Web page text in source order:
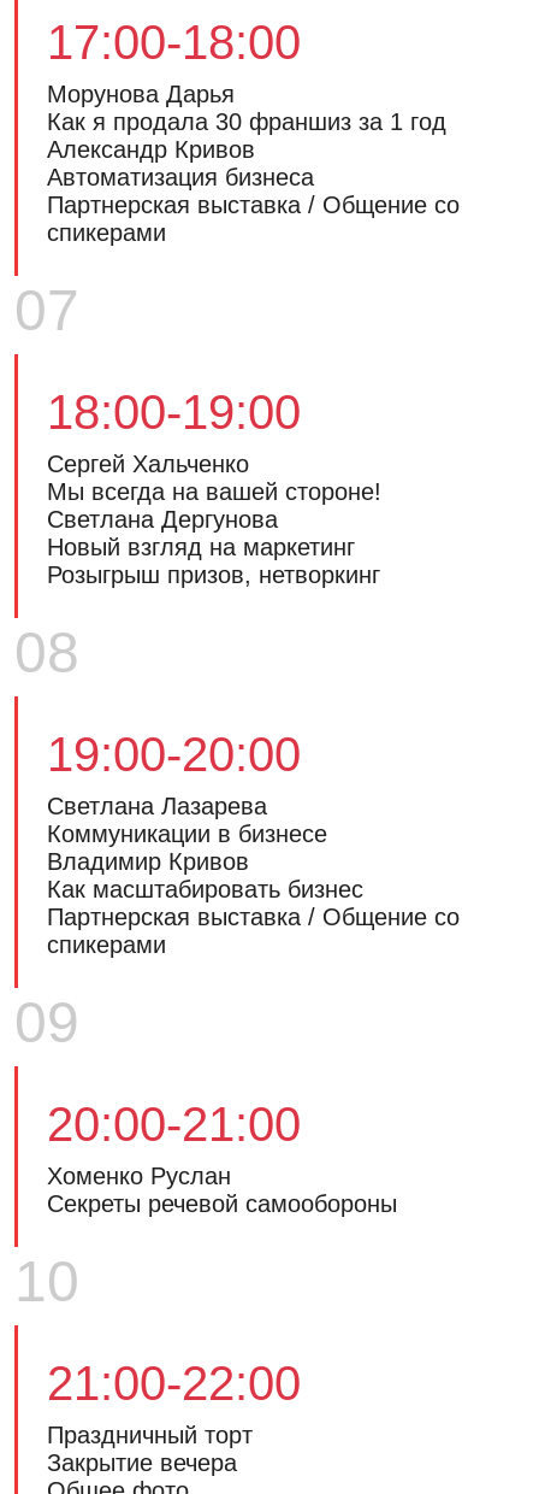
17:00-18:00
Морунова Дарья
Как я продала 30 франшиз за 1 год
Александр Кривов
Автоматизация бизнеса
Партнерская выставка / Общение со
спикерами
18:00-19:00
Сергей Хальченко
Мы всегда на вашей стороне!
Светлана Дергунова
Новый взгляд на маркетинг
Розыгрыш призов, нетворкинг
07
19:00-20:00
Светлана Лазарева
Коммуникации в бизнесе
Владимир Кривов
Как масштабировать бизнес
Партнерская выставка / Общение со
спикерами
08
20:00-21:00
Хоменко Руслан
Секреты речевой самообороны
09
21:00-22:00
Праздничный торт
Закрытие вечера
10